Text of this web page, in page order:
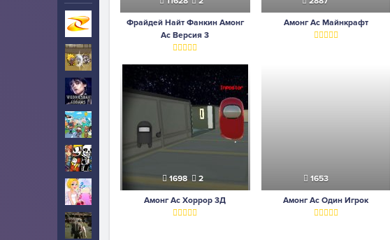
Игры на Zarium 40000+
Уэнсдей 10
Тока Бока
Свадьба 2
Фрайдей Найт Фанкин Амонг
Ас Версия 3
Амонг Ас Майнкрафт
1698 2
Амонг Ас Хоррор 3Д
1653
Амонг Ас Один Игрок